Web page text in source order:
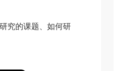
究的课题、如何研